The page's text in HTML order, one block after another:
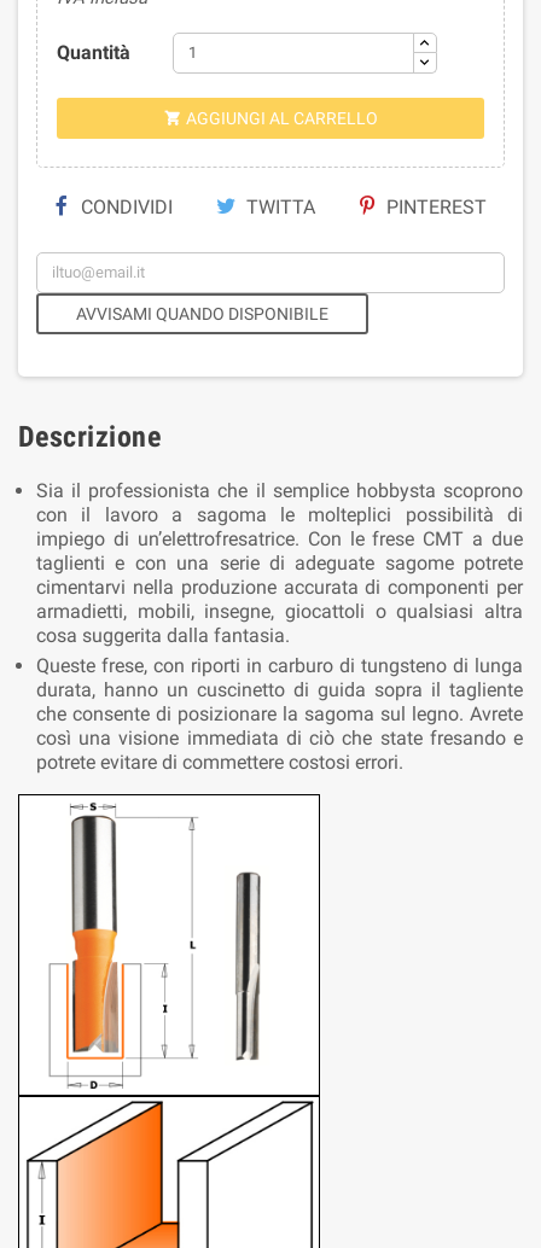
Quantità
 AGGIUNGI AL CARRELLO
CONDIVIDI TWITTA PINTEREST
AVVISAMI QUANDO DISPONIBILE
Descrizione
Sia il professionista che il semplice hobbysta scoprono
con il lavoro a sagoma le molteplici possibilità di
impiego di un’elettrofresatrice. Con le frese CMT a due
taglienti e con una serie di adeguate sagome potrete
cimentarvi nella produzione accurata di componenti per
armadietti, mobili, insegne, giocattoli o qualsiasi altra
cosa suggerita dalla fantasia.
Queste frese, con riporti in carburo di tungsteno di lunga
durata, hanno un cuscinetto di guida sopra il tagliente
che consente di posizionare la sagoma sul legno. Avrete
così una visione immediata di ciò che state fresando e
potrete evitare di commettere costosi errori.